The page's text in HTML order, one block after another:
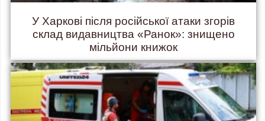
У Харкові після російської атаки згорів
склад видавництва «Ранок»: знищено
мільйони книжок